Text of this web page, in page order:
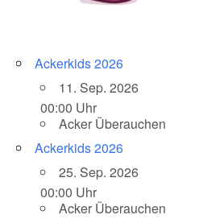
Ackerkids 2026
11. Sep. 2026
00:00 Uhr
Acker Überauchen
Ackerkids 2026
25. Sep. 2026
00:00 Uhr
Acker Überauchen